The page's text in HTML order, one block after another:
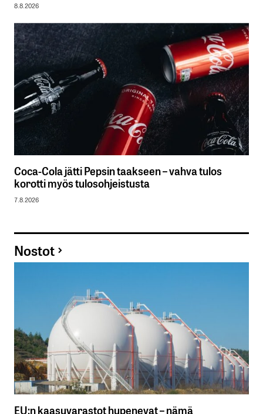
8.8.2026
Coca-Cola jätti Pepsin taakseen – vahva tulos
korotti myös tulosohjeistusta
7.8.2026
Nostot
EU:n kaasuvarastot hupenevat – nämä